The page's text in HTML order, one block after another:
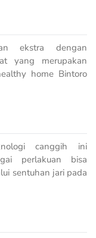
ekstra dengan
yang merupakan
home Bintoro
canggih ini
perlakuan bisa
sentuhan jari pada